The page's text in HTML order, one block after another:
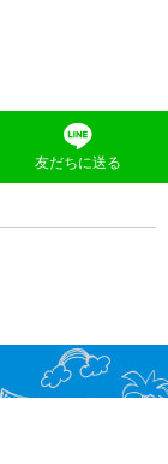
友だちに送る